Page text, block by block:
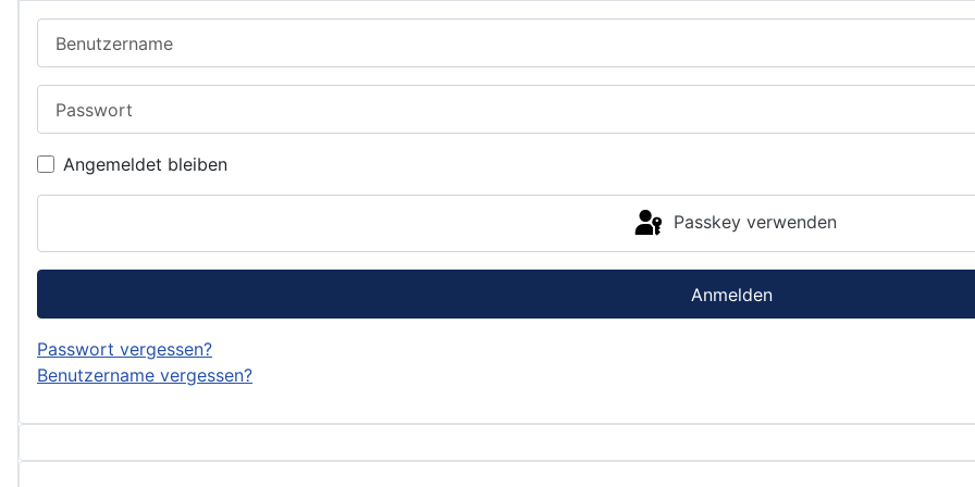
Angemeldet bleiben
Passkey verwenden
Anmelden
Passwort vergessen?
Benutzername vergessen?